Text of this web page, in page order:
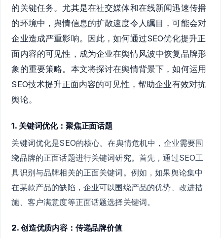
的关键任务。尤其是在社交媒体和在线新闻迅速传播
的环境中，舆情信息的扩散速度令人瞩目，可能会对
企业造成严重影响。因此，如何通过SEO优化提升正
面内容的可见性，成为企业在舆情风波中恢复品牌形
象的重要策略。本文将探讨在舆情背景下，如何运用
SEO技术提升正面内容的可见性，帮助企业有效对抗
舆论。
1. 关键词优化：聚焦正面话题
关键词优化是SEO的核心。在舆情危机中，企业需要围
绕品牌的正面话题进行关键词研究。首先，通过SEO工
具识别与品牌相关的正面关键词。例如，如果舆论集中
在某款产品的缺陷，企业可以围绕产品的优势、改进措
施、客户满意度等正面话题选择关键词。
2. 创造优质内容：传递品牌价值